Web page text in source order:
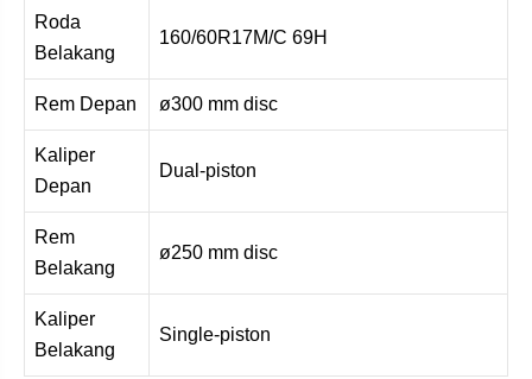
Roda
Belakang
160/60R17M/C 69H
Rem Depan ø300 mm disc
Kaliper
Depan
Dual-piston
Rem
Belakang
ø250 mm disc
Kaliper
Belakang
Single-piston